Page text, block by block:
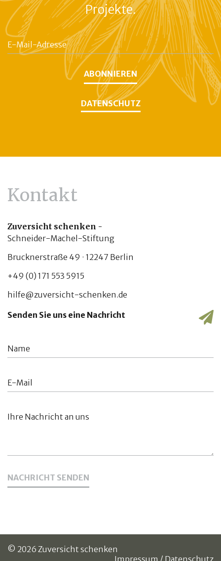
Projekte.
E-
Mail-
ABONNIEREN
DATENSCHUTZ
Kontakt
Zuversicht schenken -
Schneider-Machel-Stiftung
Brucknerstraße 49 · 12247 Berlin
+49 (0) 171 553 5915
hilfe@zuversicht-schenken.de
Senden Sie uns eine Nachricht
NACHRICHT SENDEN
© 2026 Zuversicht schenken
Impressum / Datenschutz